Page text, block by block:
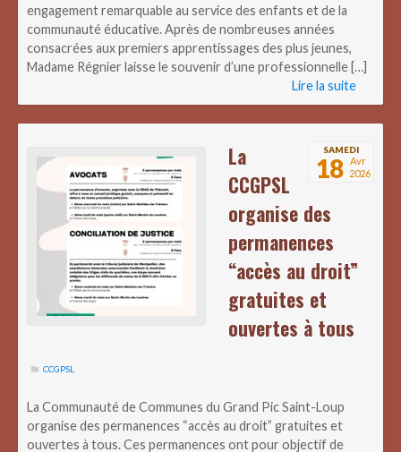
engagement remarquable au service des enfants et de la
communauté éducative. Après de nombreuses années
consacrées aux premiers apprentissages des plus jeunes,
Madame Régnier laisse le souvenir d’une professionnelle […]
Lire la suite
SAMEDI
18 Avr
2026
La
CCGPSL
organise des
permanences
“accès au droit”
gratuites et
ouvertes à tous
CCGPSL
La Communauté de Communes du Grand Pic Saint-Loup
organise des permanences “accès au droit” gratuites et
ouvertes à tous. Ces permanences ont pour objectif de